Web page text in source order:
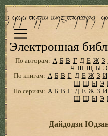
Электронная
По авторам: А Б В Г Д Е Ж З
Ч Ш Щ Ы Э
По книгам: А Б В Г Д Е Ж З И
Ш Щ Ы Э
По сериям: А Б В Г Д Е Ж З И
Ш Щ Ы Э
Дайдодзи